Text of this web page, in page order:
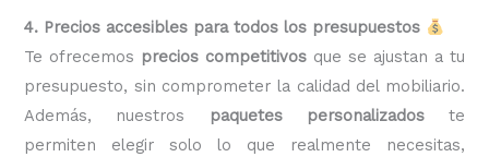
4. Precios accesibles para todos los presupuestos
Te ofrecemos precios competitivos que se ajustan a tu
presupuesto, sin comprometer la calidad del mobiliario.
Además, nuestros
paquetes personalizadoste
permiten elegir solo lo que realmente necesitas,